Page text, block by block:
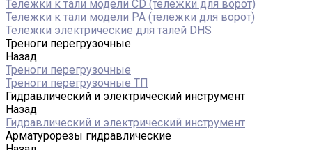
Тележки к тали модели CD (тележки для ворот)
Тележки к тали модели РА (тележки для ворот)
Тележки электрические для талей DHS
Треноги перегрузочные
Назад
Треноги перегрузочные
Треноги перегрузочные ТП
Гидравлический и электрический инструмент
Назад
Гидравлический и электрический инструмент
Арматурорезы гидравлические